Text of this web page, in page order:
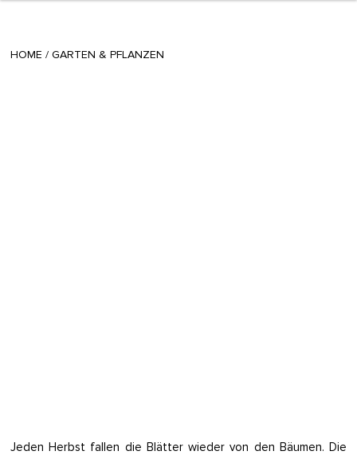
HOME / GARTEN & PFLANZEN
Jeden Herbst fallen die Blätter wieder von den Bäumen. Die